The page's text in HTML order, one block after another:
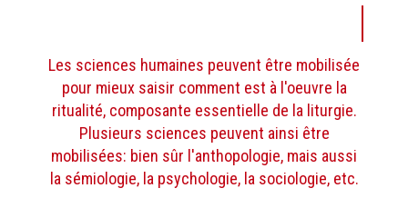
Les sciences humaines peuvent être mobilisée
pour mieux saisir comment est à l'oeuvre la
ritualité, composante essentielle de la liturgie.
Plusieurs sciences peuvent ainsi être
mobilisées: bien sûr l'anthopologie, mais aussi
la sémiologie, la psychologie, la sociologie, etc.